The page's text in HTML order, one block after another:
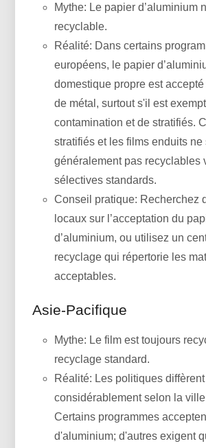
Mythe: Le papier d’aluminium
recyclable.
Réalité: Dans certains
européens, le papier
domestique propre est
de métal, surtout s'il est
contamination et de stratifiés.
stratifiés et les films enduits ne
généralement pas recyclables
sélectives standards.
Conseil pratique: Recherchez
locaux sur l’acceptation du
d’aluminium, ou utilisez un
recyclage qui répertorie les
acceptables.
Asie-Pacifique
Mythe: Le film est toujours
recyclage standard.
Réalité: Les politiques diffèrent
considérablement selon la
Certains programmes
d'aluminium; d'autres exigent